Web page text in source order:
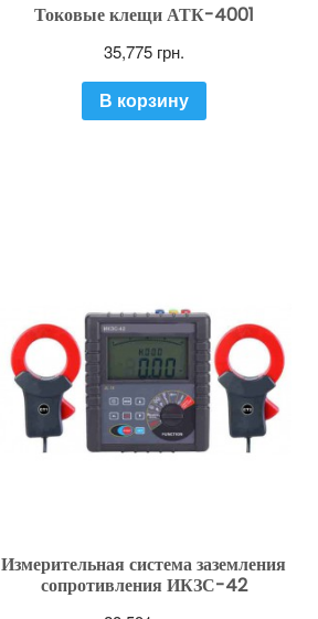
Токовые клещи АТК-4001
35,775 грн.
В корзину
Измерительная система заземления
сопротивления ИКЗС-42